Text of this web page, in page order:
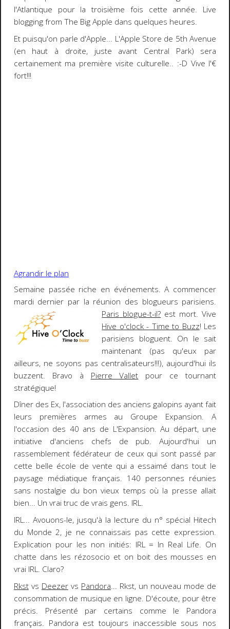
l'Atlantique pour la troisième fois cette année. Live
blogging from The Big Apple dans quelques heures.
Et puisqu'on parle d'Apple... L'Apple Store de 5th Avenue
(en haut à droite, juste avant Central Park) sera
certainement ma première visite culturelle.. :-D Vive l'€
fort!!!
Agrandir le plan
Semaine passée riche en événements. A commencer
mardi dernier par la réunion des blogueurs parisiens.
Paris blogue-t-il? est mort. Vive
Hive o'clock - Time to Buzz! Les
parisiens bloguent. On le sait
maintenant (pas qu'eux par
ailleurs, ne soyons pas centralisateurs!!!), aujourd'hui ils
buzzent. Bravo à Pierre Vallet pour ce tournant
stratégique!
Dîner des Ex, l'association des anciens galopins ayant fait
leurs premières armes au Groupe Expansion. A
l'occasion des 40 ans de L'Expansion. Au départ, une
initiative d'anciens chefs de pub. Aujourd'hui un
rassemblement fédérateur de ceux qui sont passé par
cette belle école de vente qui a essaimé dans tout le
paysage médiatique français. 140 personnes réunies
sans nostalgie du bon vieux temps où la presse allait
bien... Un vrai truc de vrais gens. IRL.
IRL... Avouons-le, jusqu'à la lecture du n° spécial Hitech
du Monde 2, je ne connaissais pas cette expression.
Explication pour les non initiés: IRL = In Real Life. On
chatte dans les rézosocio et on boit des mousses en
vrai IRL. Claro?
Rkstvs Deezervs Pandora... Rkst, un nouveau mode de
consommation de musique en ligne. D'écoute, pour être
précis. Présenté par certains comme le Pandora
français. Pandora est toujours inaccessible sous nos